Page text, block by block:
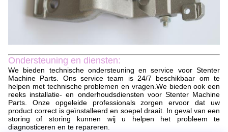
Ondersteuning en diensten:
We bieden technische ondersteuning en service voor Stenter
Machine Parts. Ons service team is 24/7 beschikbaar om te
helpen met technische problemen en vragen.We bieden ook een
reeks installatie- en onderhoudsdiensten voor Stenter Machine
Parts. Onze opgeleide professionals zorgen ervoor dat uw
product correct is geïnstalleerd en soepel draait. In geval van een
storing of storing kunnen wij u helpen het probleem te
diagnosticeren en te repareren.